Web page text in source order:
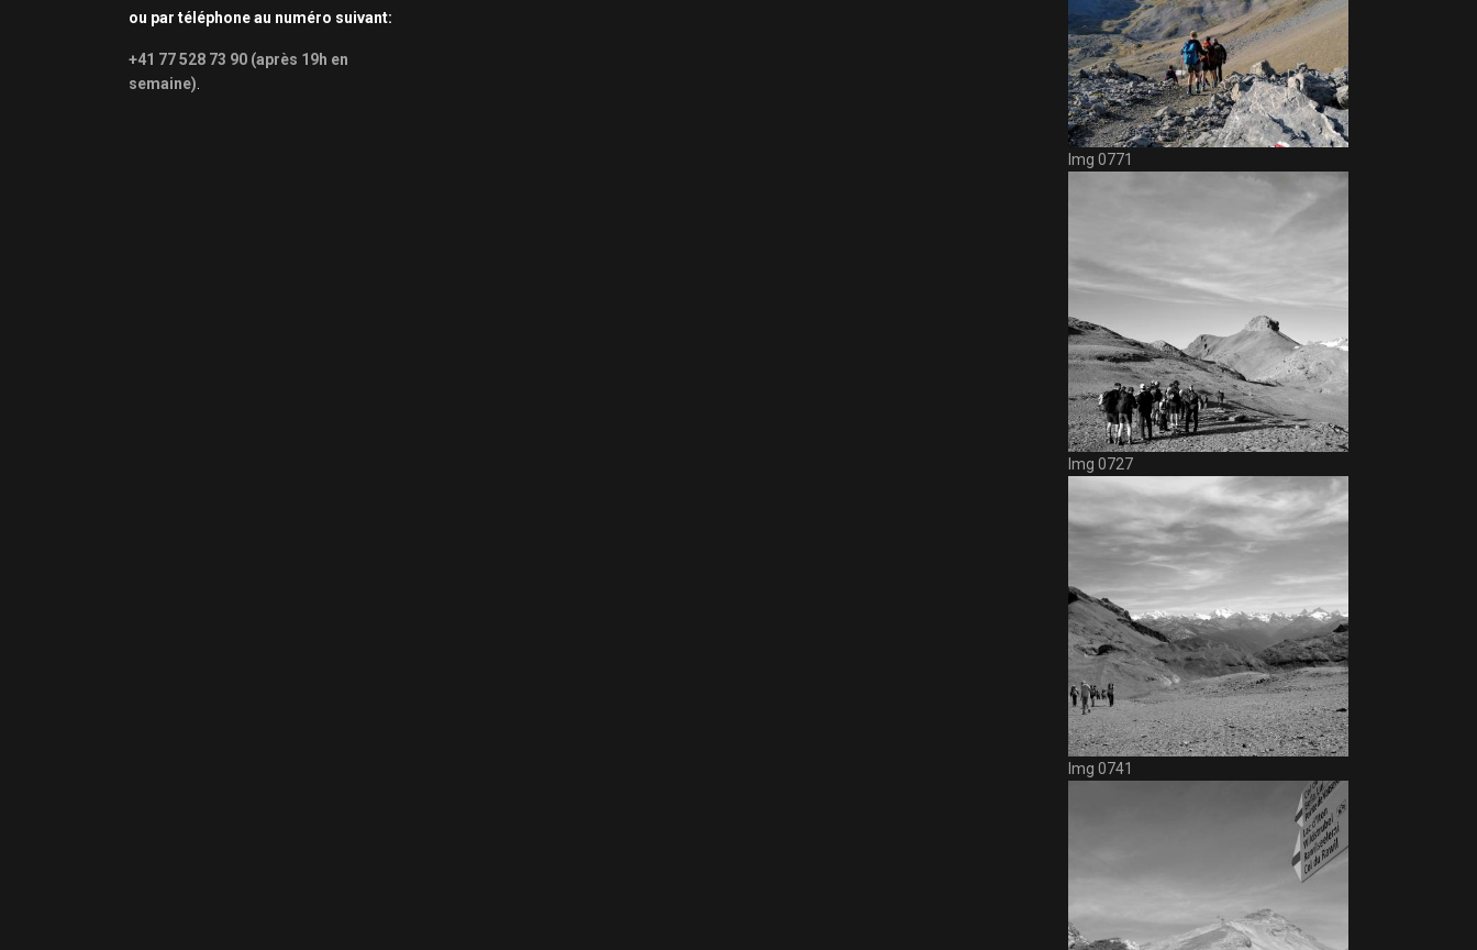
ou par téléphone au numéro suivant:
+41 77 528 73 90 (après 19h en
semaine)
Img 0771
Img 0727
Img 0741